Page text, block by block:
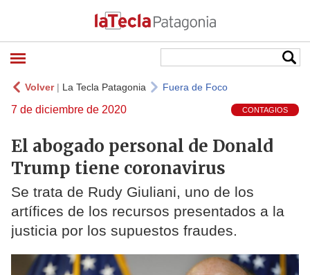
Volver| La Tecla Patagonia Fuera de Foco
7 de diciembre de 2020 CONTAGIOS
El abogado personal de Donald
Trump tiene coronavirus
Se trata de Rudy Giuliani, uno de los
artífices de los recursos presentados a la
justicia por los supuestos fraudes.